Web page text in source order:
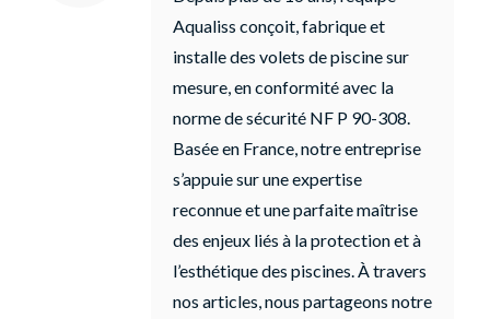
Aqualiss conçoit, fabrique et
installe des volets de piscine sur
mesure, en conformité avec la
norme de sécurité NF P 90-308.
Basée en France, notre entreprise
s’appuie sur une expertise
reconnue et une parfaite maîtrise
des enjeux liés à la protection et à
l’esthétique des piscines. À travers
nos articles, nous partageons notre